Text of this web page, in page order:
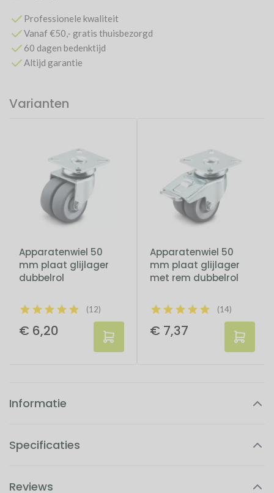
Professionele kwaliteit
Vanaf €50,- gratis thuisbezorgd
60 dagen bedenktijd
Altijd garantie
Varianten
Apparatenwiel 50
mm plaat glijlager
dubbelrol
(12)
€ 6,20
Apparatenwiel 50
mm plaat glijlager
met rem dubbelrol
(14)
€ 7,37
Informatie
dubbelrol
zwenkwiel van 50 mm met rem kan een behoorlijk zwaar
Specificaties
Reviews